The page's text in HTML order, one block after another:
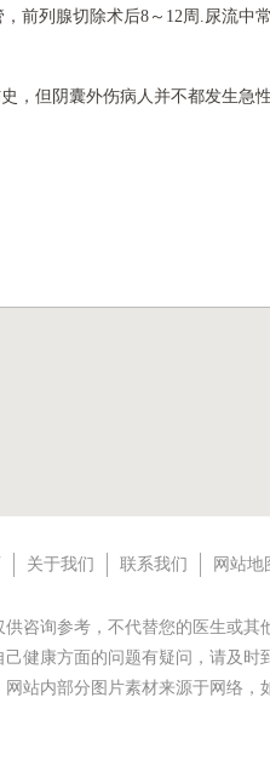
前列腺切除术后8～12周.尿流中
，但阴囊外伤病人并不都发生急
关于我们 联系我们
网站地
供咨询参考，不代替您的医生或
己健康方面的问题有疑问，请及时
网站内部分图片素材来源于网络